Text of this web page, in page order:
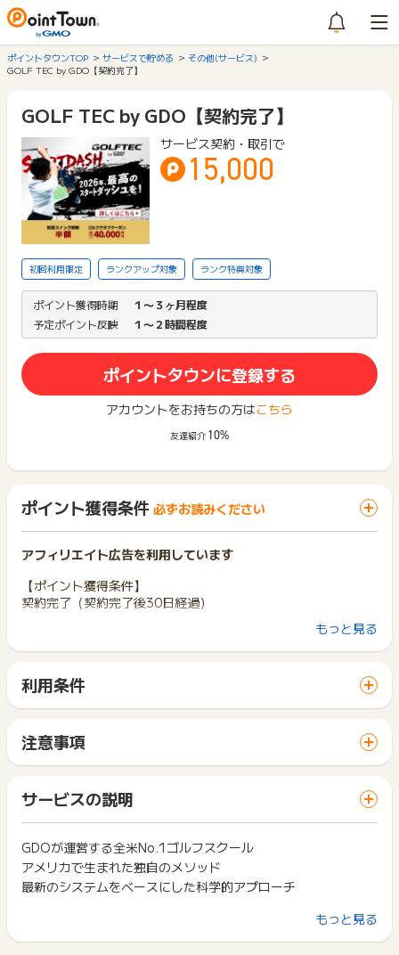
ポイントタウンTOP サービスで貯める
その他(サービス)
GOLF TEC by GDO【契約完了】
GOLF TEC by GDO【契約完了】
サービス契約・取引で
15,000
初回利用限定 ランクアップ対象 ランク特典対象
ポイント獲得時期
１〜３ヶ月程度
予定ポイント反映
１〜２時間程度
ポイントタウンに登録する
アカウントをお持ちの方はこちら
友達紹介 10%
ポイント獲得条件 必ずお読みください
アフィリエイト広告を利用しています
【ポイント獲得条件】
契約完了（契約完了後30日経過）
当広告主を利用したことがある方
１世帯２回以上の申込
その他当社が不正と判断したもの
【お問い合わせについて】
※本広告は以下に関する調査依頼を一切お受けできません。
ポイントタウンサポートでも対応いたしかねますので、ご了承
の上ご利用ください。
・獲得予定ポイントに反映されない
・非承認理由
※ポイントに関するお問い合わせは、ポイントタウンのサポート
までお問い合わせください。ポイントについて、広告主に直接
お問い合わせをした場合、ポイント獲得対象外となる場合がご
もっと見る
利用条件
サイトに移動してからお申し込みやお買い物が完了するまでの
間に、同じブラウザ（※）で他のサイトに移動した場合はポイン
ト獲得ができません。
「 サイトへ行ってポイントGET 」ボタンを押した時とサービ
ス・お買い物利用時で、デバイス・ブラウザが異なる場合はポ
イント獲得ができません。
2回以上同じお買い物・サービスをご利用される場合は、毎回
ポイントタウンに戻り、「 サイトへ行ってポイントGET 」ボ
タンを押してからご利用ください。
下記の事項に該当する場合、広告主側で対象外とみなし、「獲
注意事項
一部のサービスにつきましては、1商品につき10円単位の金額
は切り捨てとなります。
ポイント獲得が1ポイント未満のものは切り捨てとなり、ポイ
ント履歴には記載されません。
原則として広告主側のポイント等を利用して支払われた金額分
につきましては、ポイントタウンのポイント獲得の対象には含
まれません。
広告主が運営しているサービスの都合もしくは会員様の都合で
商品の交換や一部でもキャンセルされた場合、ポイントが無効
になる可能性もございます。
サービスの説明
GDOが運営する全米No.1ゴルフスクール
アメリカで生まれた独自のメソッド
最新のシステムをベースにした科学的アプローチ
・本当にゴルフが上手くなりたい
もっと見る